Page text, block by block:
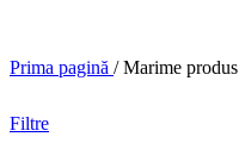
Prima pagină / Marime produs
Filtre